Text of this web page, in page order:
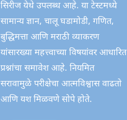
सिरीज येथे उपलब्ध आहे. या टेस्टमध्ये
सामान्य ज्ञान, चालू घडामोडी, गणित,
बुद्धिमत्ता आणि मराठी व्याकरण
यांसारख्या महत्त्वाच्या विषयांवर आधारित
प्रश्नांचा समावेश आहे. नियमित
सरावामुळे परीक्षेचा आत्मविश्वास वाढतो
आणि यश मिळवणे सोपे होते.